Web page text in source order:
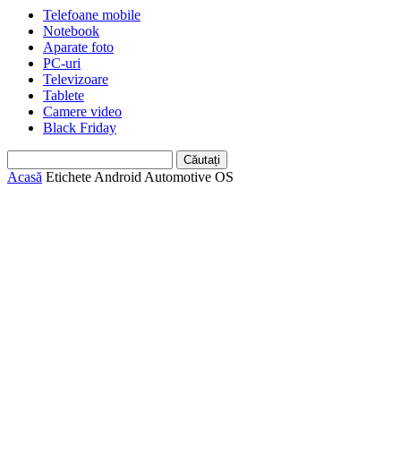
Telefoane mobile
Notebook
Aparate foto
PC-uri
Televizoare
Tablete
Camere video
Black Friday
Acasă Etichete Android Automotive OS